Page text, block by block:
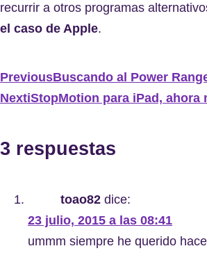
recurrir a otros programas
el caso de Apple.
PreviousBuscando al Power
NextiStopMotion para iPad, ahora
3 respuestas
toao82 dice:
23 julio, 2015 a las 08:41
ummm siempre he querido